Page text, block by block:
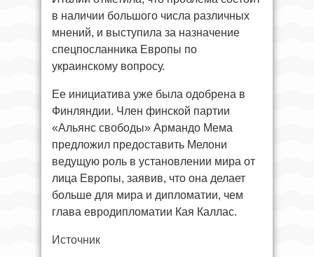
в наличии большого числа различных
мнений, и выступила за назначение
спецпосланника Европы по
украинскому вопросу.
Ее инициатива уже была одобрена в
Финляндии. Член финской партии
«Альянс свободы» Армандо Мема
предложил предоставить Мелони
ведущую роль в установлении мира от
лица Европы, заявив, что она делает
больше для мира и дипломатии, чем
глава евродипломатии Кая Каллас.
Источник